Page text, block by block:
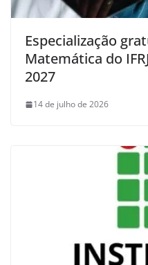
Especialização
Matemática do
2027
14 de julho de 2026